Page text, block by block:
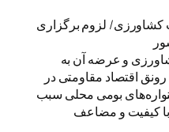
کشاورزی/ لزوم برگزاری
و عرضه آن به
اقتصاد مقاومتی در
بومی محلی سبب
با کیفیت و مضاعف